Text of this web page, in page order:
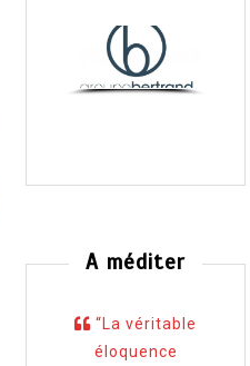
A méditer
“La véritable
éloquence